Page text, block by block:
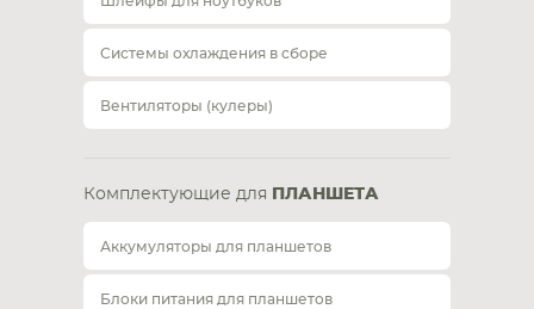
Системы охлаждения в сборе
Вентиляторы (кулеры)
Комплектующие для ПЛАНШЕТА
Аккумуляторы для планшетов
Блоки питания для планшетов